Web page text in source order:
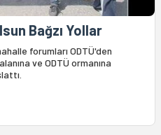
Bağzı Yollar
forumları ODTÜ'den
ve ODTÜ ormanına